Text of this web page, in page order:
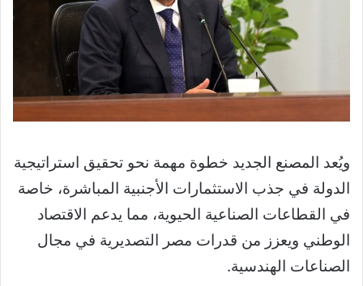
ويُعد المصنع الجديد خطوة مهمة نحو تحقيق استراتيجية
الدولة في جذب الاستثمارات الأجنبية المباشرة، خاصة
في القطاعات الصناعية الحيوية، مما يدعم الاقتصاد
الوطني ويعزز من قدرات مصر التصديرية في مجال
الصناعات الهندسية.